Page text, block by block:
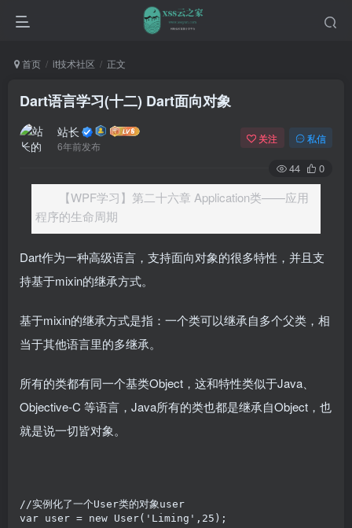
首页 it技术社区 正文
Dart语言学习(十二) Dart面向对象
站长
6年前发布
关注 私信
44 0
【WPF学习】第二十六章 Application类——应用
程序的生命周期
Dart作为一种高级语言，支持面向对象的很多特性，并且支
持基于mixin的继承方式。
基于mixin的继承方式是指：一个类可以继承自多个父类，相
当于其他语言里的多继承。
所有的类都有同一个基类Object，这和特性类似于Java、
Objective-C 等语言，Java所有的类也都是继承自Object，也
就是说一切皆对象。
//实例化了一个User类的对象user
var user = new User('Liming',25);